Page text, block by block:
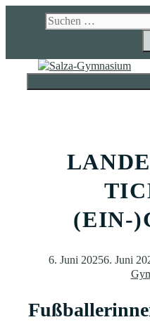
Suchen
nach:
(EIN-
6. Juni 20256. Juni